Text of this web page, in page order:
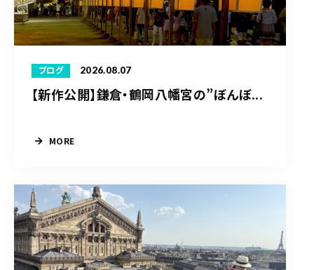
ブログ 2026.08.07
【新作公開】鎌倉・鶴岡八幡宮の”ぼんぼ...
MORE